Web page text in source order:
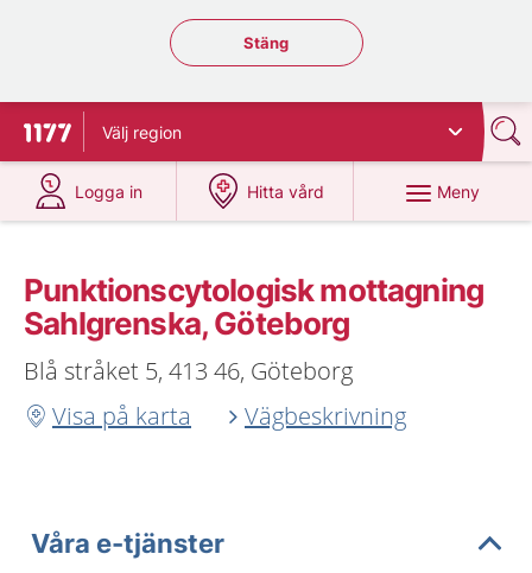
Stäng regionsväljaren
Stäng
Till startsidan för 1177
Välj region
Logga in
på 1177.se
Hitta vård
på 1177.se
Meny
Punktionscytologisk mottagning
Sahlgrenska, Göteborg
Blå stråket 5, 413 46, Göteborg
Visa på karta
Vägbeskrivning
Våra e-tjänster